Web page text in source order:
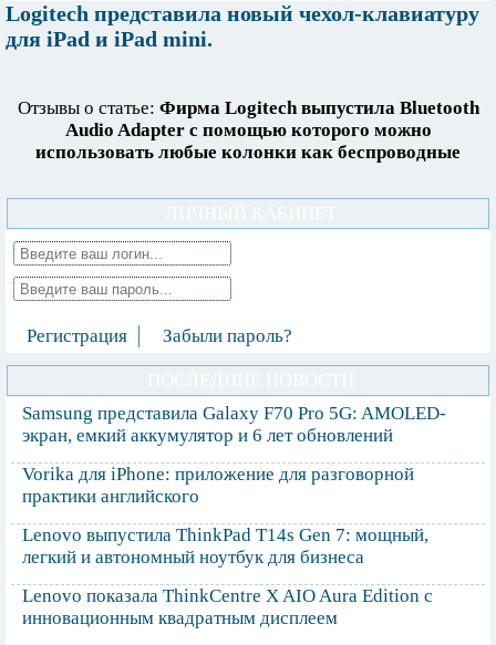
Logitech представила новый чехол-клавиатуру
для iPad и iPad mini.
Отзывы о статье: Фирма Logitech выпустила Bluetooth
Audio Adapter с помощью которого можно
использовать любые колонки как беспроводные
Регистрация Забыли пароль?
Samsung представила Galaxy F70 Pro 5G: AMOLED-
экран, емкий аккумулятор и 6 лет обновлений
Vorika для iPhone: приложение для разговорной
практики английского
Lenovo выпустила ThinkPad T14s Gen 7: мощный,
легкий и автономный ноутбук для бизнеса
Lenovo показала ThinkCentre X AIO Aura Edition с
инновационным квадратным дисплеем